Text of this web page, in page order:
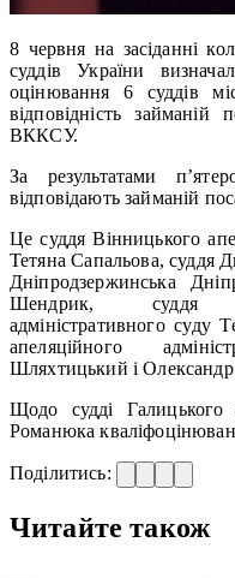
8 червня на засіданні
суддів України
оцінювання 6 суддів
відповідність
ВККСУ.
За результатами
відповідають займаній
Це суддя Вінницького
Тетяна Сапальова, суддя
Дніпродзержинська
Шендрик, суддя
адміністративного суду
апеляційного
Шляхтицький і
Щодо судді Галицького
Романюка
Поділитись:
Читайте також